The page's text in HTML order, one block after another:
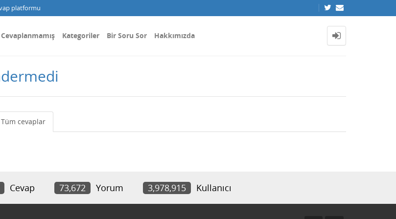
platformu
Cevaplanmamış Kategoriler Bir Soru Sor Hakkımızda
Tüm cevaplar
Cevap 73,672 Yorum 3,978,915 Kullanıcı